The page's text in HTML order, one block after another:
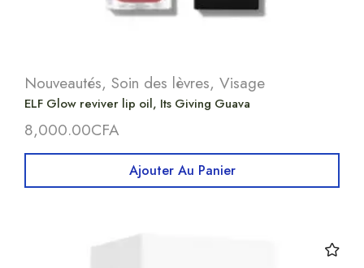
Nouveautés, Soin des lèvres, Visage
ELF Glow reviver lip oil, Its Giving Guava
8,000.00CFA
Ajouter Au Panier